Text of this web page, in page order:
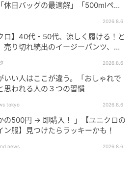
休日バッグの最適解」「500mlペッ
2026.8.6
ロ】40代・50代、涼しく履ける！と
売り切れ続出のイージーパンツ、買
2026.8.6
いい人はここが違う。「おしゃれで
思われる人の３つの習慣
tokyo 2026.8.6
の500円 → 即購入！ 」【ユニクロの
ン服】見つけたらラッキーかも！
news 2026.8.6